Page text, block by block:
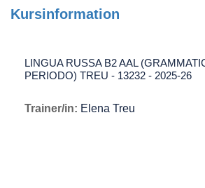
Kursinformation
LINGUA RUSSA B2 AAL
PERIODO) TREU - 13232 - 2025-26
Trainer/in: Elena Treu